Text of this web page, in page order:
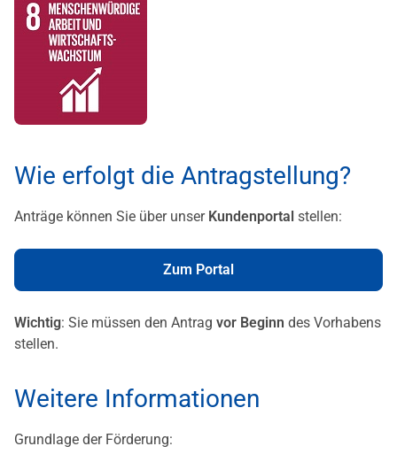
Wie erfolgt die Antragstellung?
Anträge können Sie über unser Kundenportal stellen:
Zum Portal
Wichtig: Sie müssen den Antrag vor Beginn des Vorhabens
stellen.
Weitere Informationen
Grundlage der Förderung: